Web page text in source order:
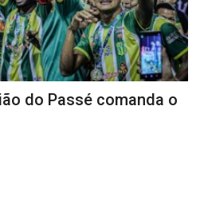
do Passé comanda o